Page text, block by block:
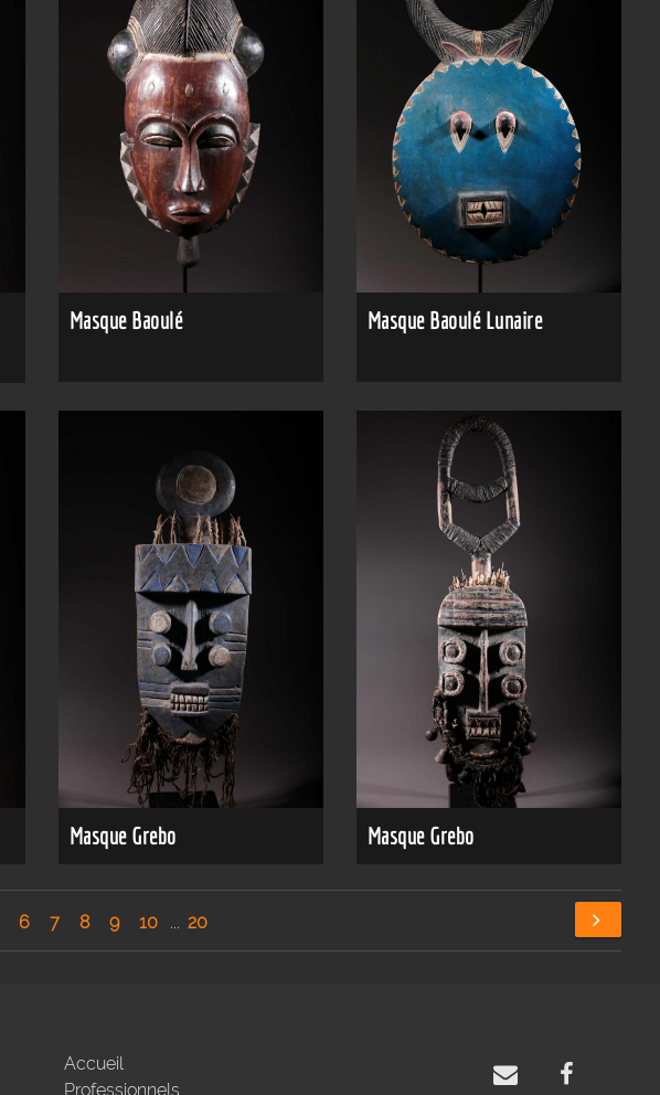
Masque Baoulé Masque Baoulé Lunaire
Masque Grebo Masque Grebo
6 7 8 9 10 ... 20
Accueil
Professionnels